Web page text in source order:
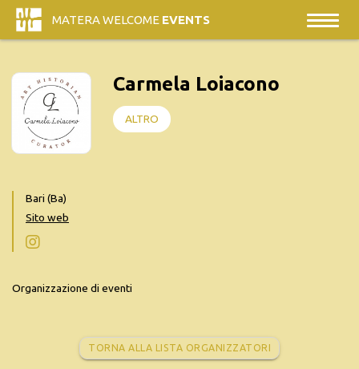
MATERA WELCOME EVENTS
Carmela Loiacono
ALTRO
Bari (Ba)
Sito web
Organizzazione di eventi
TORNA ALLA LISTA ORGANIZZATORI